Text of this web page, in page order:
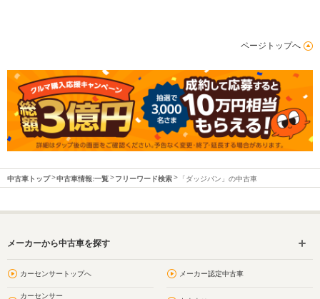
ページトップへ
中古車トップ 中古車情報:一覧 フリーワード検索 「ダッジバン」の中古車
メーカーから中古車を探す
カーセンサートップへ メーカー認定中古車
カーセンサー